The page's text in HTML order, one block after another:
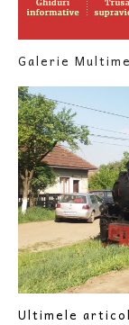
Galerie
Ultimele